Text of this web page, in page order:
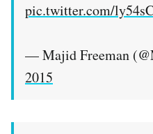
pic.twitter.com/
— Majid Freeman
2015